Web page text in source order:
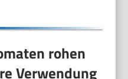
rohen
Verwendung